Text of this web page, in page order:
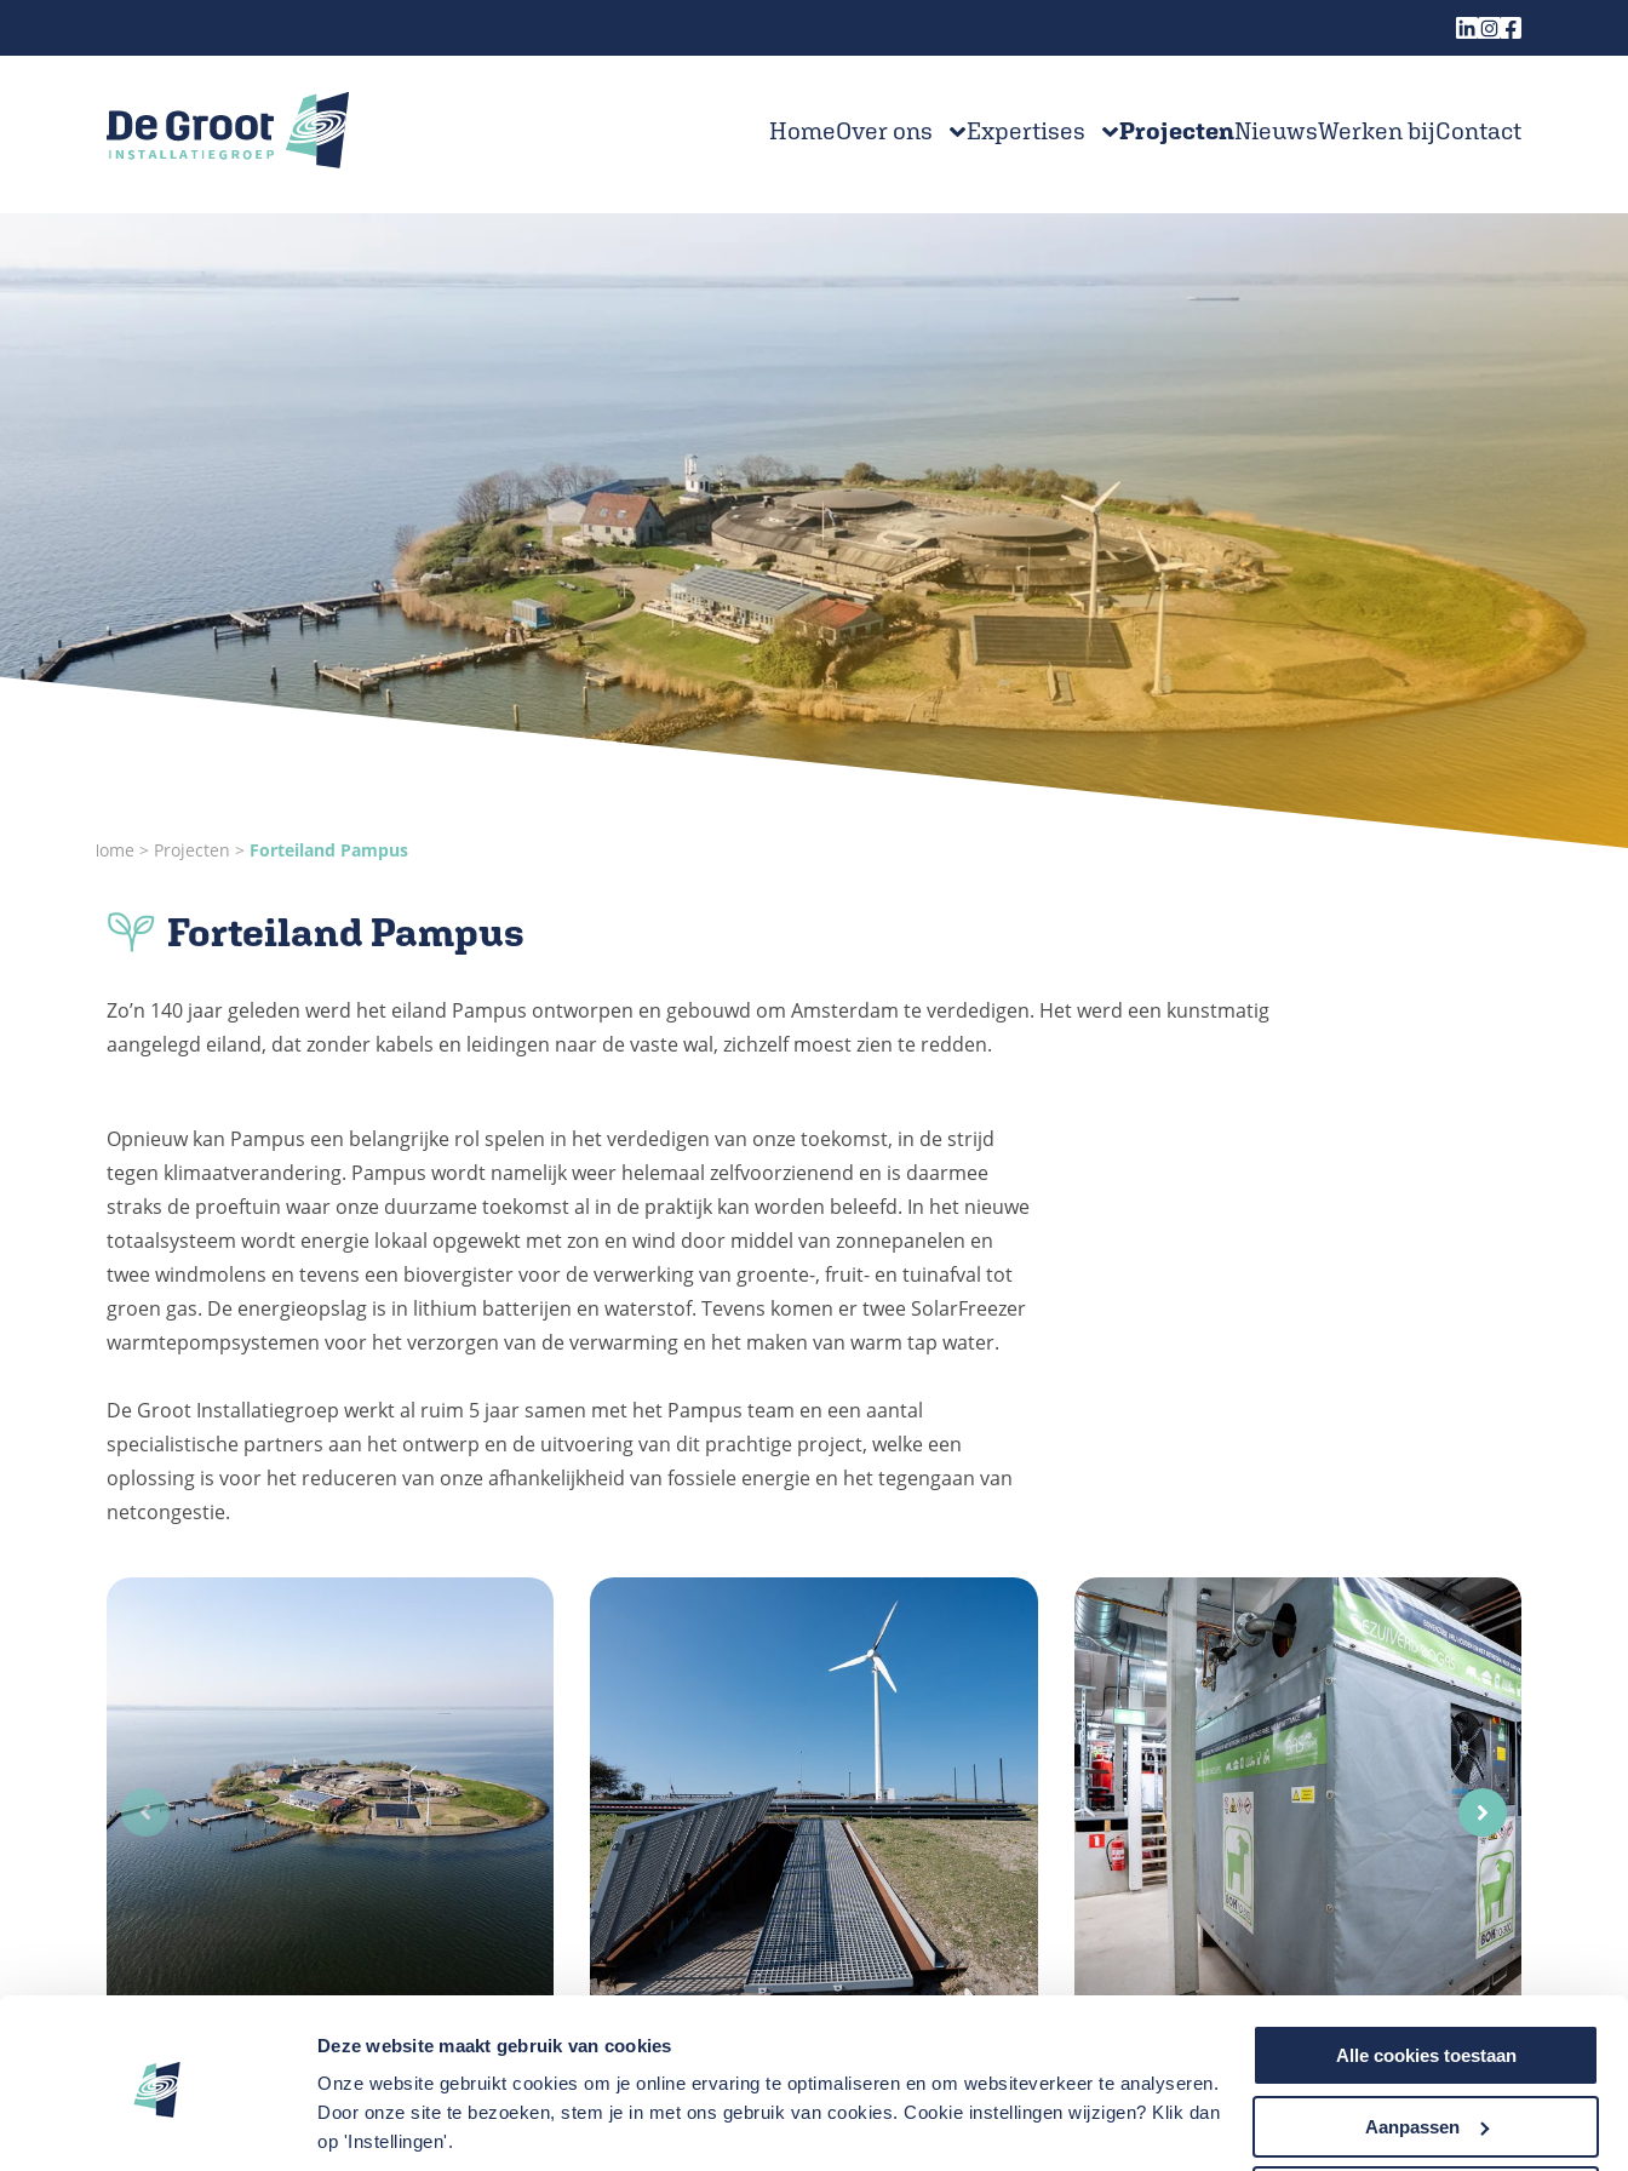
Deze website maakt gebruik van cookies
Onze website gebruikt cookies om je online ervaring te optimaliseren en om websiteverkeer te analyseren.
Door onze site te bezoeken, stem je in met ons gebruik van cookies. Cookie instellingen wijzigen? Klik dan
op 'Instellingen'.
Alle cookies toestaan
Aanpassen
HomeOver ons Expertises ProjectenNieuwsWerken bijContact
Home Projecten Forteiland Pampus
Forteiland Pampus
Zo’n 140 jaar geleden werd het eiland Pampus ontworpen en gebouwd om Amsterdam te verdedigen. Het werd een kunstmatig
aangelegd eiland, dat zonder kabels en leidingen naar de vaste wal, zichzelf moest zien te redden.
Opnieuw kan Pampus een belangrijke rol spelen in het verdedigen van onze toekomst, in de strijd
tegen klimaatverandering. Pampus wordt namelijk weer helemaal zelfvoorzienend en is daarmee
straks de proeftuin waar onze duurzame toekomst al in de praktijk kan worden beleefd. In het nieuwe
totaalsysteem wordt energie lokaal opgewekt met zon en wind door middel van zonnepanelen en
twee windmolens en tevens een biovergister voor de verwerking van groente-, fruit- en tuinafval tot
groen gas. De energieopslag is in lithium batterijen en waterstof. Tevens komen er twee SolarFreezer
warmtepompsystemen voor het verzorgen van de verwarming en het maken van warm tap water.
De Groot Installatiegroep werkt al ruim 5 jaar samen met het Pampus team en een aantal
specialistische partners aan het ontwerp en de uitvoering van dit prachtige project, welke een
oplossing is voor het reduceren van onze afhankelijkheid van fossiele energie en het tegengaan van
netcongestie.